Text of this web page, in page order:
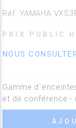
Réf. YAMAHA
PRIX PUBLIC
NOUS
Gamme
et de conférence -